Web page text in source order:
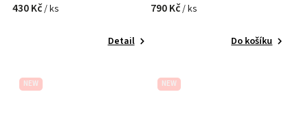
430 Kč/ ks
Detail
790 Kč/ ks
Do košíku
NEW NEW